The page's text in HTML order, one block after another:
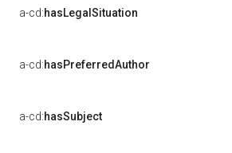
a-cd:hasLegalSituation
a-cd:hasPreferredAuthor
a-cd:hasSubject